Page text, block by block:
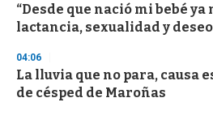
“Desde que nació mi bebé ya
lactancia, sexualidad y
04:06
La lluvia que no para, causa
de césped de Maroñas